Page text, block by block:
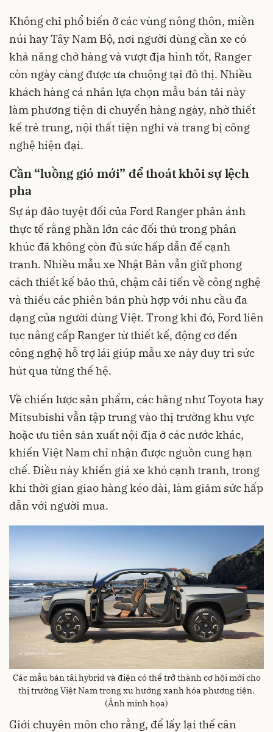
Không chỉ phổ biến ở các vùng nông thôn, miền
núi hay Tây Nam Bộ, nơi người dùng cần xe có
khả năng chở hàng và vượt địa hình tốt, Ranger
còn ngày càng được ưa chuộng tại đô thị. Nhiều
khách hàng cá nhân lựa chọn mẫu bán tải này
làm phương tiện di chuyển hàng ngày, nhờ thiết
kế trẻ trung, nội thất tiện nghi và trang bị công
nghệ hiện đại.
Cần “luồng gió mới” để thoát khỏi sự lệch
pha
Sự áp đảo tuyệt đối của Ford Ranger phản ánh
thực tế rằng phần lớn các đối thủ trong phân
khúc đã không còn đủ sức hấp dẫn để cạnh
tranh. Nhiều mẫu xe Nhật Bản vẫn giữ phong
cách thiết kế bảo thủ, chậm cải tiến về công nghệ
và thiếu các phiên bản phù hợp với nhu cầu đa
dạng của người dùng Việt. Trong khi đó, Ford liên
tục nâng cấp Ranger từ thiết kế, động cơ đến
công nghệ hỗ trợ lái giúp mẫu xe này duy trì sức
hút qua từng thế hệ.
Về chiến lược sản phẩm, các hãng như Toyota hay
Mitsubishi vẫn tập trung vào thị trường khu vực
hoặc ưu tiên sản xuất nội địa ở các nước khác,
khiến Việt Nam chỉ nhận được nguồn cung hạn
chế. Điều này khiến giá xe khó cạnh tranh, trong
khi thời gian giao hàng kéo dài, làm giảm sức hấp
dẫn với người mua.
Các mẫu bán tải hybrid và điện có thể trở thành cơ hội mới cho
thị trường Việt Nam trong xu hướng xanh hóa phương tiện.
(Ảnh minh họa)
Giới chuyên môn cho rằng, để lấy lại thế cân